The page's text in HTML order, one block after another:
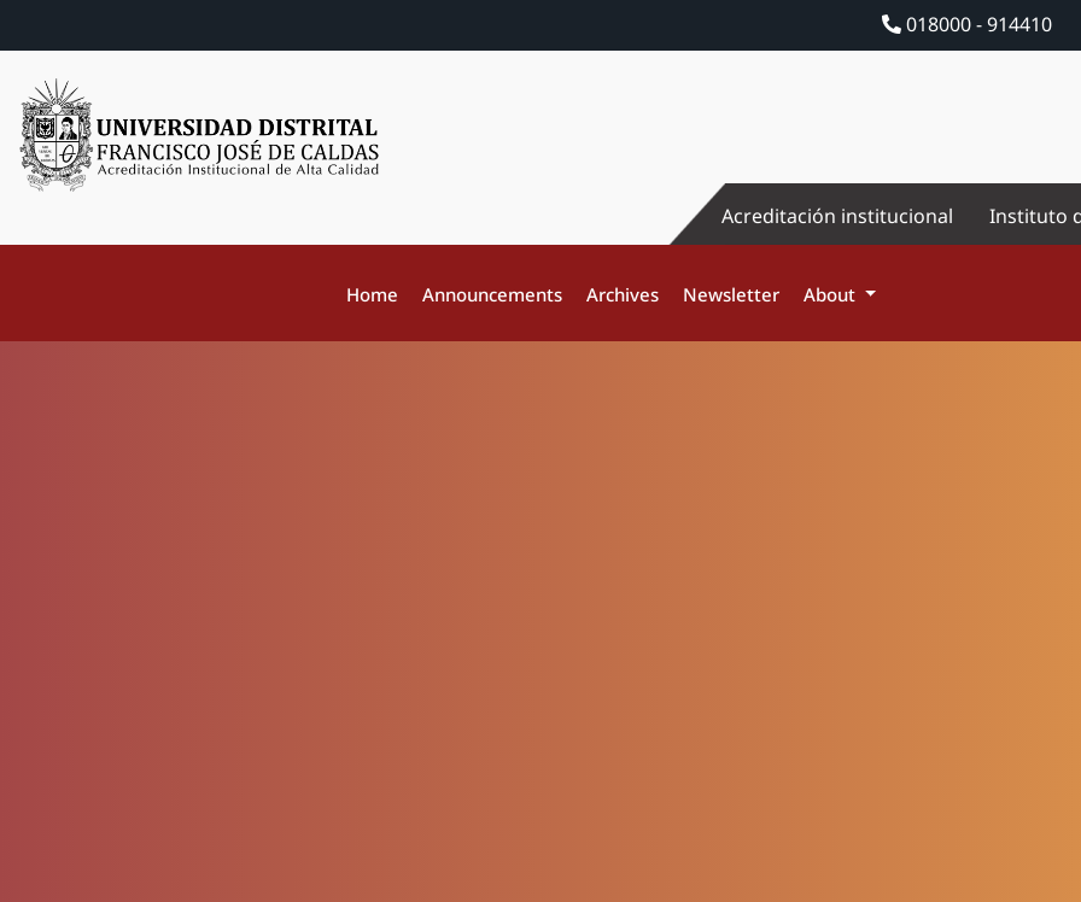
018000 - 914410
Acreditación institucional Instituto
Home Announcements Archives Newsletter About